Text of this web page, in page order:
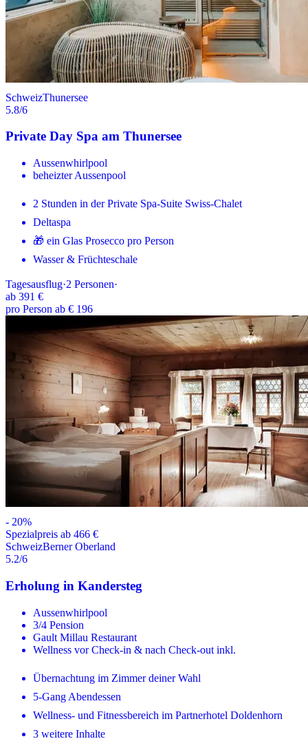
SchweizThunersee
5.8/6
Private Day Spa am Thunersee
Aussenwhirlpool
beheizter Aussenpool
2 Stunden in der Private Spa-Suite Swiss-Chalet
Deltaspa
🎁 ein Glas Prosecco pro Person
Wasser & Früchteschale
Tagesausflug·2 Personen·
ab 391 €
pro Person ab € 196
- 20%
Spezialpreis ab 466 €
SchweizBerner Oberland
5.2/6
Erholung in Kandersteg
Aussenwhirlpool
3/4 Pension
Gault Millau Restaurant
Wellness vor Check-in & nach Check-out inkl.
Übernachtung im Zimmer deiner Wahl
5-Gang Abendessen
Wellness- und Fitnessbereich im Partnerhotel Doldenhorn
3 weitere Inhalte